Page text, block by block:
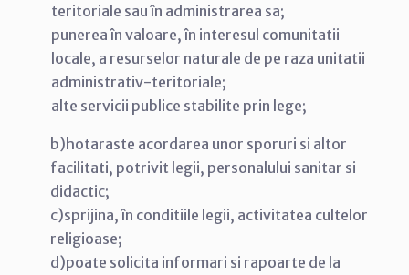
teritoriale sau în administrarea sa;
punerea în valoare, în interesul comunitatii
locale, a resurselor naturale de pe raza unitatii
administrativ-teritoriale;
alte servicii publice stabilite prin lege;
b)hotaraste acordarea unor sporuri si altor
facilitati, potrivit legii, personalului sanitar si
didactic;
c)sprijina, în conditiile legii, activitatea cultelor
religioase;
d)poate solicita informari si rapoarte de la